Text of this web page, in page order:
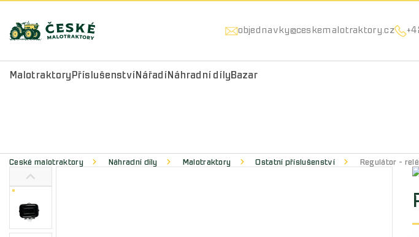
objednavky@ceskemalotraktory.cz
Malotraktory Příslušenství Nářadí Náhradní díly Bazar
České malotraktory Náhradní díly Malotraktory Ostatní příslušenství Regulátor -